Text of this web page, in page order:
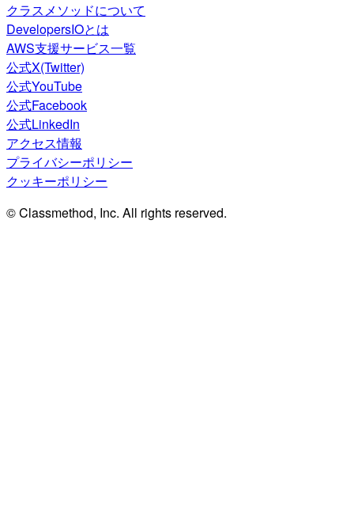
クラスメソッドについて
DevelopersIOとは
AWS支援サービス一覧
公式X(Twitter)
公式YouTube
公式Facebook
公式LinkedIn
アクセス情報
プライバシーポリシー
クッキーポリシー
© Classmethod, Inc. All rights reserved.